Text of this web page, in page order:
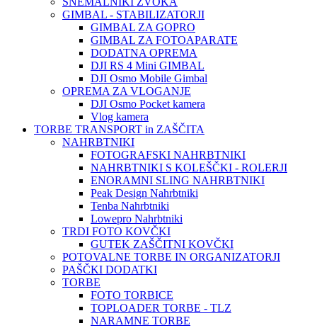
GIMBAL - STABILIZATORJI
GIMBAL ZA GOPRO
GIMBAL ZA FOTOAPARATE
DODATNA OPREMA
DJI RS 4 Mini GIMBAL
DJI Osmo Mobile Gimbal
OPREMA ZA VLOGANJE
DJI Osmo Pocket kamera
Vlog kamera
TORBE TRANSPORT in ZAŠČITA
NAHRBTNIKI
FOTOGRAFSKI NAHRBTNIKI
NAHRBTNIKI S KOLEŠČKI - ROLERJI
ENORAMNI SLING NAHRBTNIKI
Peak Design Nahrbtniki
Tenba Nahrbtniki
Lowepro Nahrbtniki
TRDI FOTO KOVČKI
GUTEK ZAŠČITNI KOVČKI
POTOVALNE TORBE IN ORGANIZATORJI
PAŠČKI DODATKI
TORBE
FOTO TORBICE
TOPLOADER TORBE - TLZ
NARAMNE TORBE